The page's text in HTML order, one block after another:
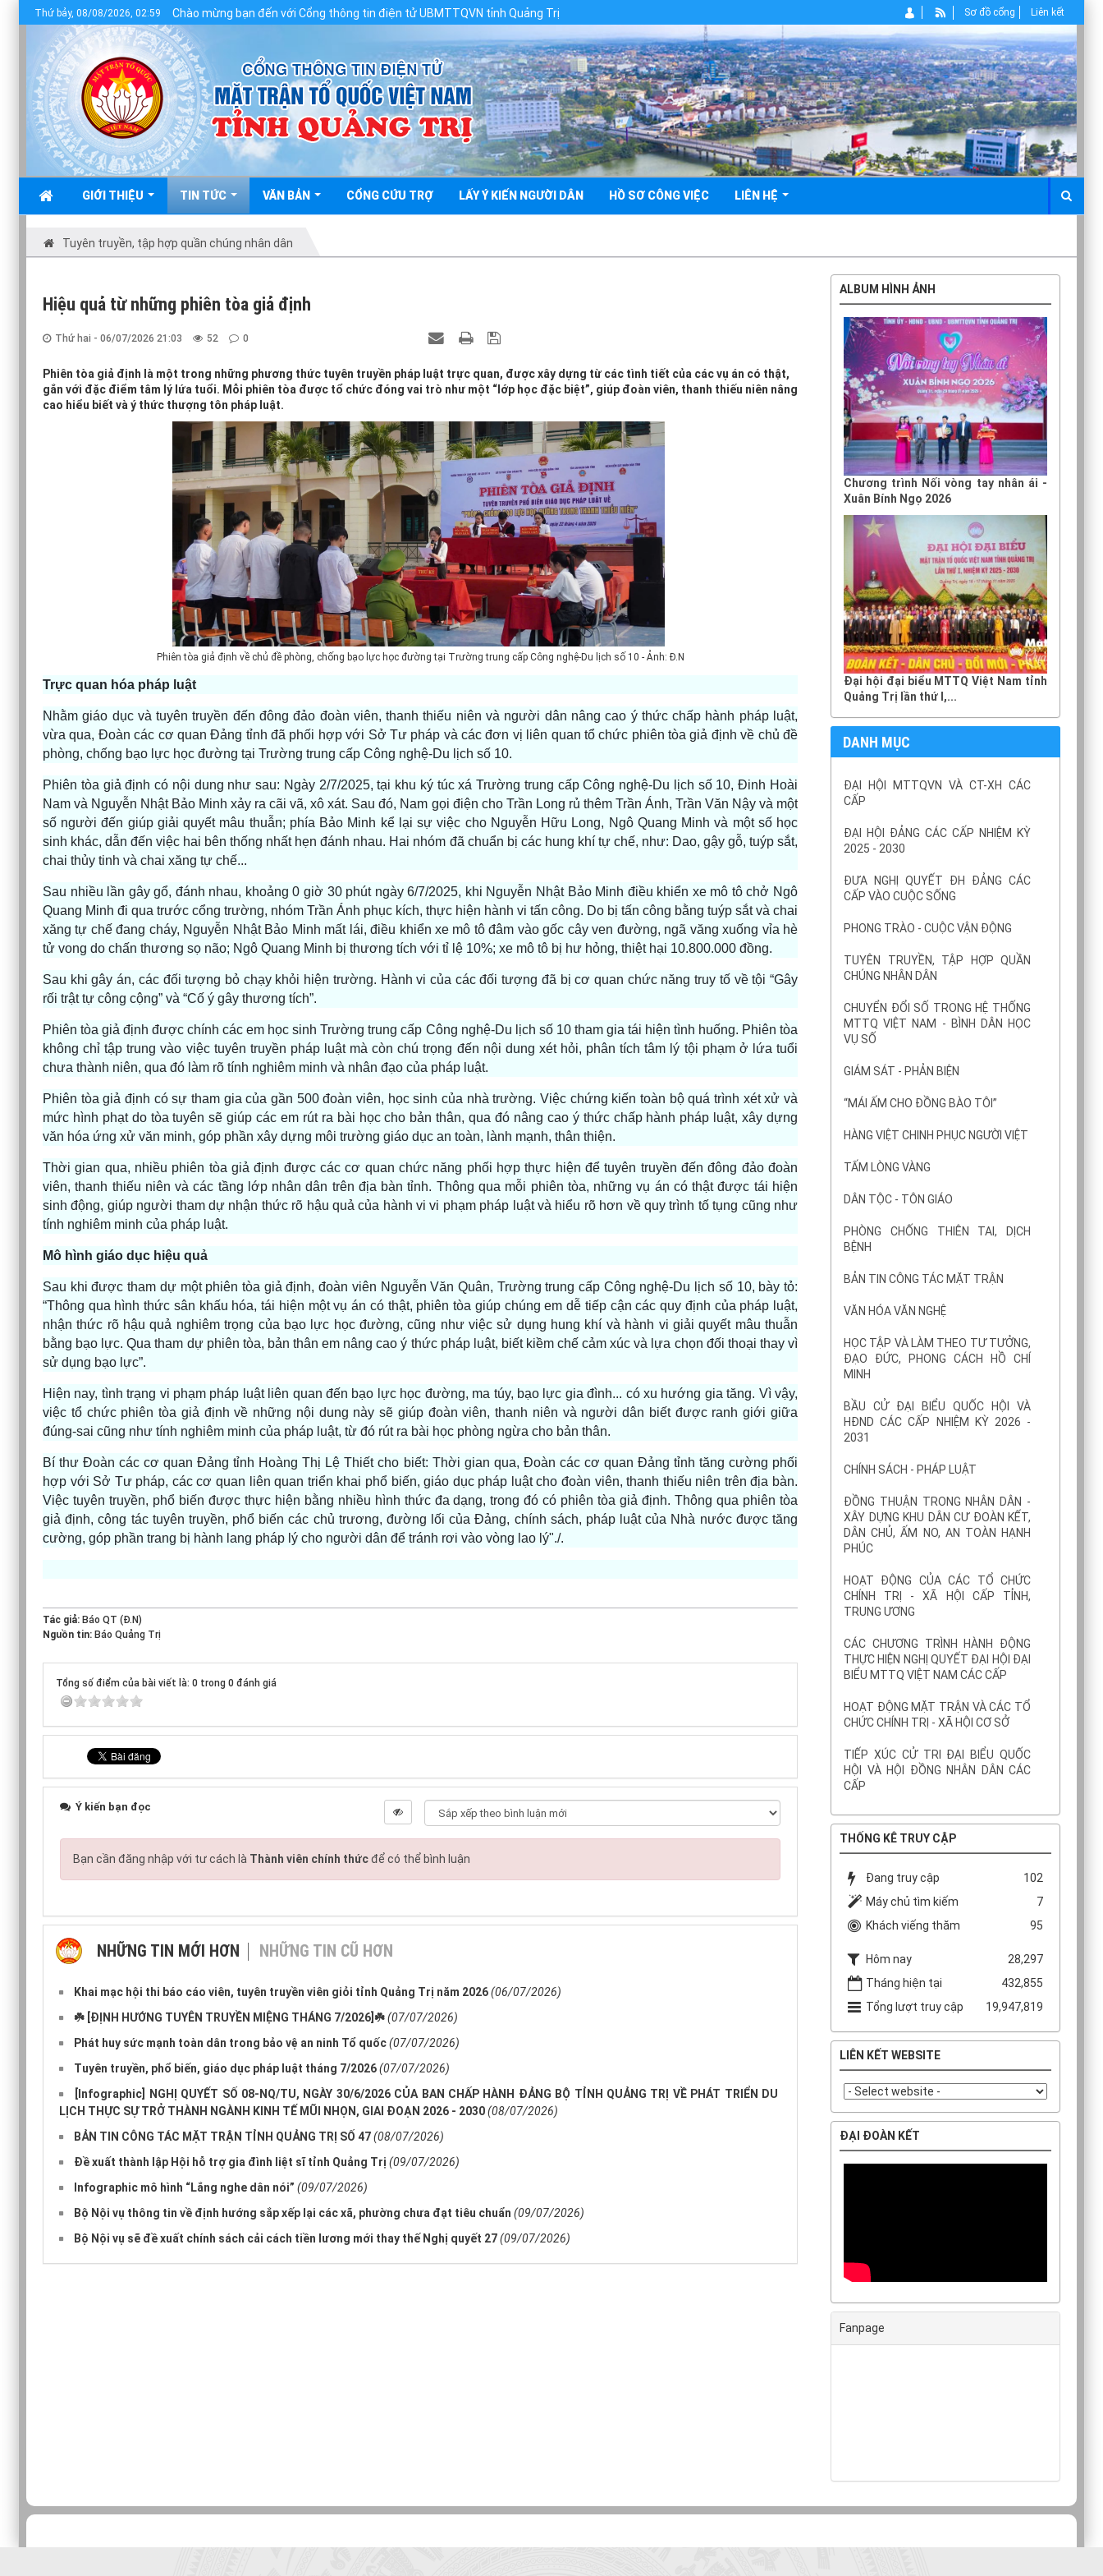
GIỚI THIỆU TIN TỨC VĂN BẢN CỔNG CỨU TRỢ LẤY Ý KIẾN NGƯỜI DÂN HỒ SƠ CÔNG VIỆC LIÊN HỆ
Thứ bảy, 08/08/2026, 02:59Chào mừng bạn đến với Cổng thông tin điện tử UBMTTQVN tỉnh Quảng Trị Sơ đồ cổng Liên kết
Tuyên truyền, tập hợp quần chúng nhân dân
Hiệu quả từ những phiên tòa giả định
Thứ hai - 06/07/2026 21:03 52 0
Phiên tòa giả định là một trong những phương thức tuyên truyền pháp luật trực quan, được xây dựng từ các tình tiết của các vụ án có thật,
gắn với đặc điểm tâm lý lứa tuổi. Mỗi phiên tòa được tổ chức đóng vai trò như một “lớp học đặc biệt”, giúp đoàn viên, thanh thiếu niên nâng
cao hiểu biết và ý thức thượng tôn pháp luật.
Phiên tòa giả định về chủ đề phòng, chống bạo lực học đường tại Trường trung cấp Công nghệ-Du lịch số 10 - Ảnh: Đ.N
Trực quan hóa pháp luật
Nhằm giáo dục và tuyên truyền đến đông đảo đoàn viên, thanh thiếu niên và người dân nâng cao ý thức chấp hành pháp luật,
vừa qua, Đoàn các cơ quan Đảng tỉnh đã phối hợp với Sở Tư pháp và các đơn vị liên quan tổ chức phiên tòa giả định về chủ đề
phòng, chống bạo lực học đường tại Trường trung cấp Công nghệ-Du lịch số 10.
Phiên tòa giả định có nội dung như sau: Ngày 2/7/2025, tại khu ký túc xá Trường trung cấp Công nghệ-Du lịch số 10, Đinh Hoài
Nam và Nguyễn Nhật Bảo Minh xảy ra cãi vã, xô xát. Sau đó, Nam gọi điện cho Trần Long rủ thêm Trần Ánh, Trần Văn Nậy và một
số người đến giúp giải quyết mâu thuẫn; phía Bảo Minh kể lại sự việc cho Nguyễn Hữu Long, Ngô Quang Minh và một số học
sinh khác, dẫn đến việc hai bên thống nhất hẹn đánh nhau. Hai nhóm đã chuẩn bị các hung khí tự chế, như: Dao, gậy gỗ, tuýp sắt,
chai thủy tinh và chai xăng tự chế...
Sau nhiều lần gây gổ, đánh nhau, khoảng 0 giờ 30 phút ngày 6/7/2025, khi Nguyễn Nhật Bảo Minh điều khiển xe mô tô chở Ngô
Quang Minh đi qua trước cổng trường, nhóm Trần Ánh phục kích, thực hiện hành vi tấn công. Do bị tấn công bằng tuýp sắt và chai
xăng tự chế đang cháy, Nguyễn Nhật Bảo Minh mất lái, điều khiển xe mô tô đâm vào gốc cây ven đường, ngã văng xuống vỉa hè
tử vong do chấn thương sọ não; Ngô Quang Minh bị thương tích với tỉ lệ 10%; xe mô tô bị hư hỏng, thiệt hại 10.800.000 đồng.
Sau khi gây án, các đối tượng bỏ chạy khỏi hiện trường. Hành vi của các đối tượng đã bị cơ quan chức năng truy tố về tội “Gây
rối trật tự công cộng” và “Cố ý gây thương tích”.
Phiên tòa giả định được chính các em học sinh Trường trung cấp Công nghệ-Du lịch số 10 tham gia tái hiện tình huống. Phiên tòa
không chỉ tập trung vào việc tuyên truyền pháp luật mà còn chú trọng đến nội dung xét hỏi, phân tích tâm lý tội phạm ở lứa tuổi
chưa thành niên, qua đó làm rõ tính nghiêm minh và nhân đạo của pháp luật.
Phiên tòa giả định có sự tham gia của gần 500 đoàn viên, học sinh của nhà trường. Việc chứng kiến toàn bộ quá trình xét xử và
mức hình phạt do tòa tuyên sẽ giúp các em rút ra bài học cho bản thân, qua đó nâng cao ý thức chấp hành pháp luật, xây dựng
văn hóa ứng xử văn minh, góp phần xây dựng môi trường giáo dục an toàn, lành mạnh, thân thiện.
Thời gian qua, nhiều phiên tòa giả định được các cơ quan chức năng phối hợp thực hiện để tuyên truyền đến đông đảo đoàn
viên, thanh thiếu niên và các tầng lớp nhân dân trên địa bàn tỉnh. Thông qua mỗi phiên tòa, những vụ án có thật được tái hiện
sinh động, giúp người tham dự nhận thức rõ hậu quả của hành vi vi phạm pháp luật và hiểu rõ hơn về quy trình tố tụng cũng như
tính nghiêm minh của pháp luật.
Mô hình giáo dục hiệu quả
Sau khi được tham dự một phiên tòa giả định, đoàn viên Nguyễn Văn Quân, Trường trung cấp Công nghệ-Du lịch số 10, bày tỏ:
“Thông qua hình thức sân khấu hóa, tái hiện một vụ án có thật, phiên tòa giúp chúng em dễ tiếp cận các quy định của pháp luật,
nhận thức rõ hậu quả nghiêm trọng của bạo lực học đường, cũng như việc sử dụng hung khí và hành vi giải quyết mâu thuẫn
bằng bạo lực. Qua tham dự phiên tòa, bản thân em nâng cao ý thức pháp luật, biết kiềm chế cảm xúc và lựa chọn đối thoại thay vì
sử dụng bạo lực”.
Hiện nay, tình trạng vi phạm pháp luật liên quan đến bạo lực học đường, ma túy, bạo lực gia đình... có xu hướng gia tăng. Vì vậy,
việc tổ chức phiên tòa giả định về những nội dung này sẽ giúp đoàn viên, thanh niên và người dân biết được ranh giới giữa
đúng-sai cũng như tính nghiêm minh của pháp luật, từ đó rút ra bài học phòng ngừa cho bản thân.
Bí thư Đoàn các cơ quan Đảng tỉnh Hoàng Thị Lệ Thiết cho biết: Thời gian qua, Đoàn các cơ quan Đảng tỉnh tăng cường phối
hợp với Sở Tư pháp, các cơ quan liên quan triển khai phổ biến, giáo dục pháp luật cho đoàn viên, thanh thiếu niên trên địa bàn.
Việc tuyên truyền, phổ biến được thực hiện bằng nhiều hình thức đa dạng, trong đó có phiên tòa giả định. Thông qua phiên tòa
giả định, công tác tuyên truyền, phổ biến các chủ trương, đường lối của Đảng, chính sách, pháp luật của Nhà nước được tăng
cường, góp phần trang bị hành lang pháp lý cho người dân để tránh rơi vào vòng lao lý"./.
Tác giả: Báo QT (Đ.N)
Nguồn tin: Báo Quảng Trị
Tổng số điểm của bài viết là: 0 trong 0 đánh giá
Ý kiến bạn đọc
Bạn cần đăng nhập với tư cách là Thành viên chính thứcđể có thể bình luận
NHỮNG TIN MỚI HƠN NHỮNG TIN CŨ HƠN
Khai mạc hội thi báo cáo viên, tuyên truyền viên giỏi tỉnh Quảng Trị năm 2026(06/07/2026)
☘️ [ĐỊNH HƯỚNG TUYÊN TRUYỀN MIỆNG THÁNG 7/2026]☘️(07/07/2026)
Phát huy sức mạnh toàn dân trong bảo vệ an ninh Tổ quốc(07/07/2026)
Tuyên truyền, phổ biến, giáo dục pháp luật tháng 7/2026(07/07/2026)
[Infographic] NGHỊ QUYẾT SỐ 08-NQ/TU, NGÀY 30/6/2026 CỦA BAN CHẤP HÀNH ĐẢNG BỘ TỈNH QUẢNG TRỊ VỀ PHÁT TRIỂN DU
LỊCH THỰC SỰ TRỞ THÀNH NGÀNH KINH TẾ MŨI NHỌN, GIAI ĐOẠN 2026 - 2030(08/07/2026)
BẢN TIN CÔNG TÁC MẶT TRẬN TỈNH QUẢNG TRỊ SỐ 47(08/07/2026)
Đề xuất thành lập Hội hỗ trợ gia đình liệt sĩ tỉnh Quảng Trị (09/07/2026)
Infographic mô hình “Lắng nghe dân nói” (09/07/2026)
Bộ Nội vụ thông tin về định hướng sắp xếp lại các xã, phường chưa đạt tiêu chuẩn (09/07/2026)
Bộ Nội vụ sẽ đề xuất chính sách cải cách tiền lương mới thay thế Nghị quyết 27(09/07/2026)
ALBUM HÌNH ẢNH
Chương trình Nối vòng tay nhân ái -
Xuân Bính Ngọ 2026
Đại hội đại biểu MTTQ Việt Nam tỉnh
Quảng Trị lần thứ I,...
DANH MỤC
ĐẠI HỘI MTTQVN VÀ CT-XH CÁC
CẤP
ĐẠI HỘI ĐẢNG CÁC CẤP NHIỆM KỲ
2025 - 2030
ĐƯA NGHỊ QUYẾT ĐH ĐẢNG CÁC
CẤP VÀO CUỘC SỐNG
PHONG TRÀO - CUỘC VẬN ĐỘNG
TUYÊN TRUYỀN, TẬP HỢP QUẦN
CHÚNG NHÂN DÂN
CHUYỂN ĐỔI SỐ TRONG HỆ THỐNG
MTTQ VIỆT NAM - BÌNH DÂN HỌC
VỤ SỐ
GIÁM SÁT - PHẢN BIỆN
“MÁI ẤM CHO ĐỒNG BÀO TÔI”
HÀNG VIỆT CHINH PHỤC NGƯỜI VIỆT
TẤM LÒNG VÀNG
DÂN TỘC - TÔN GIÁO
PHÒNG CHỐNG THIÊN TAI, DỊCH
BỆNH
BẢN TIN CÔNG TÁC MẶT TRẬN
VĂN HÓA VĂN NGHỆ
HỌC TẬP VÀ LÀM THEO TƯ TƯỞNG,
ĐẠO ĐỨC, PHONG CÁCH HỒ CHÍ
MINH
BẦU CỬ ĐẠI BIỂU QUỐC HỘI VÀ
HĐND CÁC CẤP NHIỆM KỲ 2026 -
2031
CHÍNH SÁCH - PHÁP LUẬT
ĐỒNG THUẬN TRONG NHÂN DÂN -
XÂY DỰNG KHU DÂN CƯ ĐOÀN KẾT,
DÂN CHỦ, ẤM NO, AN TOÀN HẠNH
PHÚC
HOẠT ĐỘNG CỦA CÁC TỔ CHỨC
CHÍNH TRỊ - XÃ HỘI CẤP TỈNH,
TRUNG ƯƠNG
CÁC CHƯƠNG TRÌNH HÀNH ĐỘNG
THỰC HIỆN NGHỊ QUYẾT ĐẠI HỘI ĐẠI
BIỂU MTTQ VIỆT NAM CÁC CẤP
HOẠT ĐỘNG MẶT TRẬN VÀ CÁC TỔ
CHỨC CHÍNH TRỊ - XÃ HỘI CƠ SỞ
TIẾP XÚC CỬ TRI ĐẠI BIỂU QUỐC
HỘI VÀ HỘI ĐỒNG NHÂN DÂN CÁC
CẤP
THỐNG KÊ TRUY CẬP
Đang truy cập
102
Máy chủ tìm kiếm
7
Khách viếng thăm
95
Hôm nay
28,297
Tháng hiện tại
432,855
Tổng lượt truy cập
19,947,819
LIÊN KẾT WEBSITE
ĐẠI ĐOÀN KẾT
Fanpage